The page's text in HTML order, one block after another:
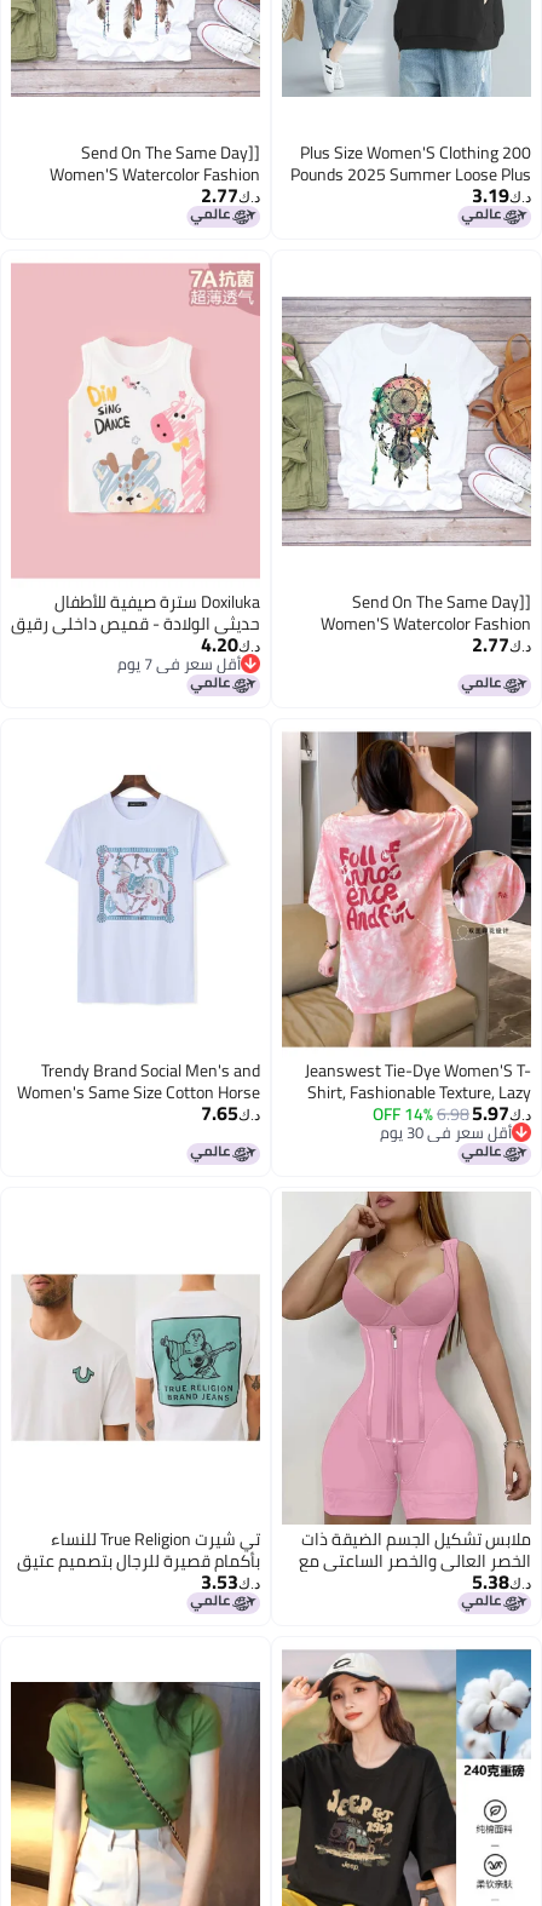
Plus Size Women'S Clothing 200
Pounds 2025 Summer Loose Plus
Size Cover-Up Slimming Top Solid
Color Round Neck Short-Sleeved T-
د.ك‏3.19
[Send On The Same Day]
Women'S Watercolor Fashion
Pattern Summer Printed
Fashionable Cute Women'S T-Shirt
د.ك‏2.77
[Send On The Same Day]
Women'S Watercolor Fashion
Pattern Summer Printed
Fashionable Cute Women'S T-Shirt
Casual
د.ك‏2.77
Doxiluka سترة صيفية للأطفال
حديثي الولادة - قميص داخلي رقيق
بدون أكمام مع غطاء بطن جذاب
د.ك‏4.20
أقل سعر في 7 يوم
أقل سعر في 7 يوم
Jeanswest Tie-Dye Women'S T-
Shirt, Fashionable Texture, Lazy
Short-Sleeve, Loose And Slimming
Mid-Length Top, In An Instagram
Style
د.ك‏5.97
6.98
14% OFF
أقل سعر في 30 يوم
أقل سعر في 30 يوم
Trendy Brand Social Men's and
Women's Same Size Cotton Horse
Pattern Hot Drilling Short-sleeved
T-shirt Men's Couple's Half-
sleeved Hong Kong Style
د.ك‏7.65
ملابس تشكيل الجسم الضيقة ذات
الخصر العالي والخصر الساعتي مع
حزام كتف عريض للنساء زائد الحجم
الجديدة
د.ك‏5.38
تي شيرت True Religion للنساء
بأكمام قصيرة للرجال بتصميم عتيق
غير رسمي
د.ك‏3.53